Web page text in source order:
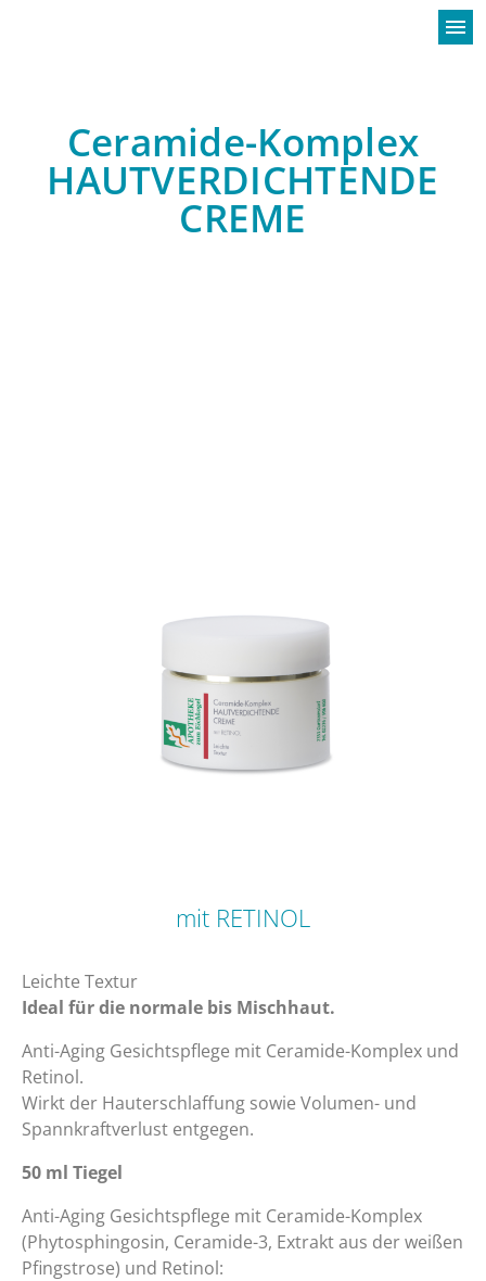
menu
Ceramide-Komplex
HAUTVERDICHTENDE
CREME
mit RETINOL
Leichte Textur
Ideal für die normale bis Mischhaut.
Anti-Aging Gesichtspflege mit Ceramide-Komplex und
Retinol.
Wirkt der Hauterschlaffung sowie Volumen- und
Spannkraftverlust entgegen.
50 ml Tiegel
Anti-Aging Gesichtspflege mit Ceramide-Komplex
(Phytosphingosin, Ceramide-3, Extrakt aus der weißen
Pfingstrose) und Retinol: